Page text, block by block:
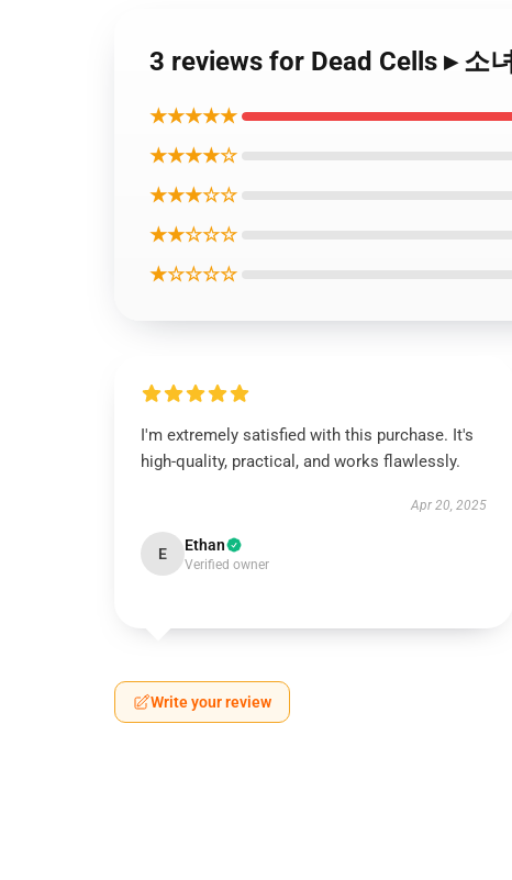
3 reviews for Dead Cells ▸ 소녀
★★★★★
★★★★☆
★★★☆☆
★★☆☆☆
★☆☆☆☆
I'm extremely satisfied with this purchase. It's
high-quality, practical, and works flawlessly.
Apr 20, 2025
E Ethan
Verified owner
Write your review